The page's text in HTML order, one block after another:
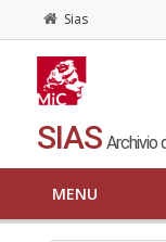
Sias
SIAS Archivio
MENU